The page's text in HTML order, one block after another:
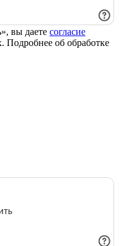
вы даете согласие
Подробнее об обработке